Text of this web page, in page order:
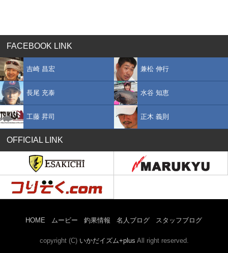
FACEBOOK LINK
吉崎 昌宏 兼松 伸行
長尾 充泰 水谷 知恵
工藤 昇司 正木 義則
OFFICIAL LINK
HOME ムービー 釣果情報 名人ブログ スタッフブログ
copyright (C) いかだイズム+plus All right reserved.